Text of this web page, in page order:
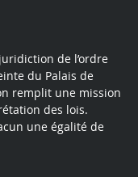
de l’ordre
du Palais de
remplit une mission
des lois.
une égalité de